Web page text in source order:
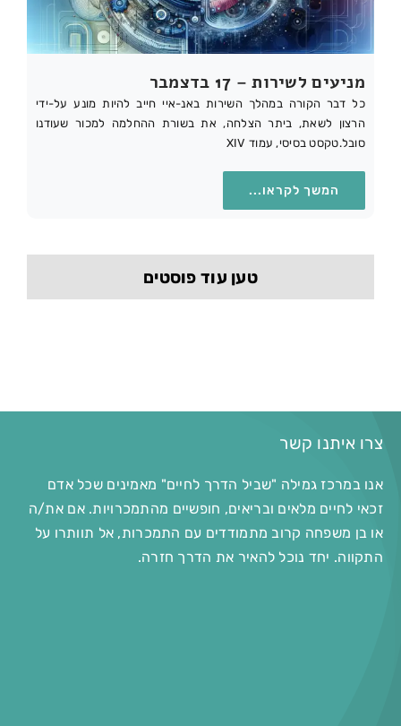
מניעים לשירות – 17 בדצמבר
כל דבר הקורה במהלך השירות באנ-איי חייב להיות מונע על-ידי
הרצון לשאת, ביתר הצלחה, את בשורת ההחלמה למכור שעודנו
סובל.טקסט בסיסי, עמוד XIV
המשך לקראו...
טען עוד פוסטים
צרו איתנו קשר
אנו במרכז גמילה "שביל הדרך לחיים" מאמינים שכל אדם
זכאי לחיים מלאים ובריאים, חופשיים מהתמכרויות. אם את/ה
או בן משפחה קרוב מתמודדים עם התמכרות, אל תוותרו על
התקווה. יחד נוכל להאיר את הדרך חזרה.